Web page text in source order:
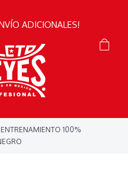
ADICIONALES!
100%